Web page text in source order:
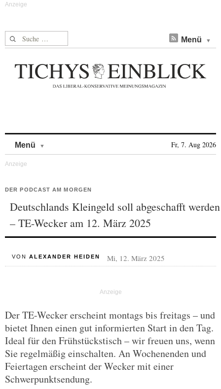
Suche nach: Menü
Menü Fr, 7. Aug 2026
DER PODCAST AM MORGEN
Deutschlands Kleingeld soll abgeschafft werden
– TE-Wecker am 12. März 2025
VON ALEXANDER HEIDEN Mi, 12. März 2025
Der TE-Wecker erscheint montags bis freitags – und
bietet Ihnen einen gut informierten Start in den Tag.
Ideal für den Frühstückstisch – wir freuen uns, wenn
Sie regelmäßig einschalten. An Wochenenden und
Feiertagen erscheint der Wecker mit einer
Schwerpunktsendung.